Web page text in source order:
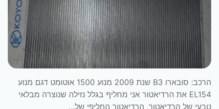
הרכב: סובארו B3 שנת 2009 מנוע 1500 אוטומט דגם מנוע
EL154 את הרדיאטור אני מחליף בגלל נזילה שנוצרה מבלאי
טבעי של הרדיאטור. הרדיאטור החליפי של…